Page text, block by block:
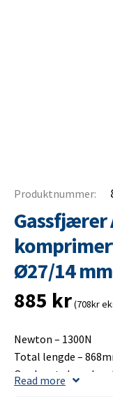
Produktnummer:
Gassfjærer
Ø27/14
885 kr(708kr
Newton – 1300N
Total lengde –
Opplagets lengde –
Read more